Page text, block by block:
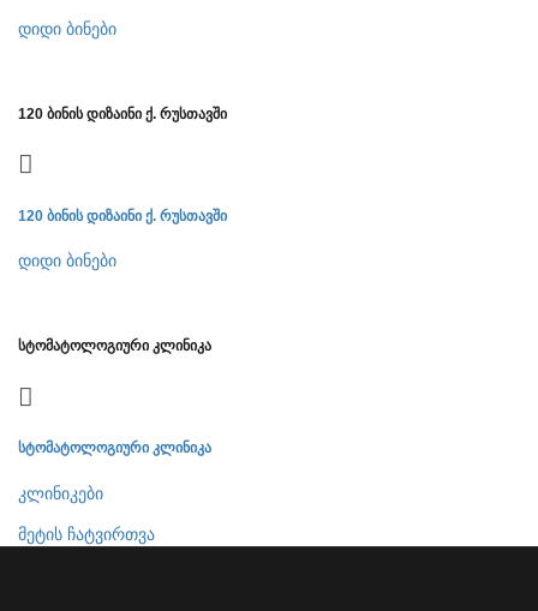
დიდი ბინები
120 ბინის დიზაინი ქ. რუსთავში
120 ბინის დიზაინი ქ. რუსთავში
დიდი ბინები
სტომატოლოგიური კლინიკა
სტომატოლოგიური კლინიკა
კლინიკები
მეტის ჩატვირთვა